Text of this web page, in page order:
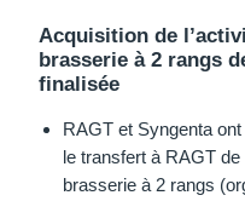
Acquisition de
brasserie à 2 rangs
finalisée
RAGT et Syngenta
le transfert à RAGT de
brasserie à 2 rangs